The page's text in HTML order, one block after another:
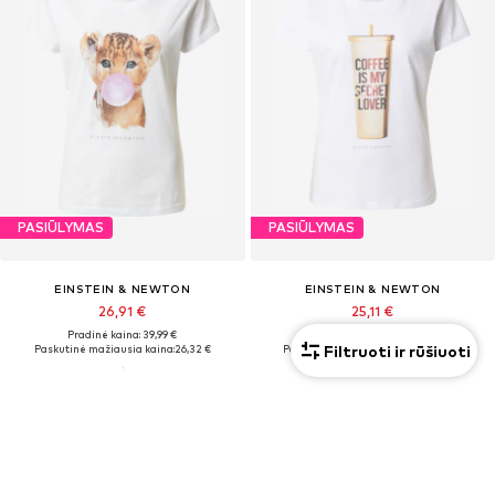
PASIŪLYMAS
EINSTEIN & NEWTON
26,91 €
Pradinė kaina: 39,99 €
Paskutinė mažiausia kaina:26,32 €
PASIŪLYMAS
EINSTEIN & NEWTON
25,11 €
Paskutinė mažiausia kaina:22,43 €
Filtruoti ir rūšiuoti